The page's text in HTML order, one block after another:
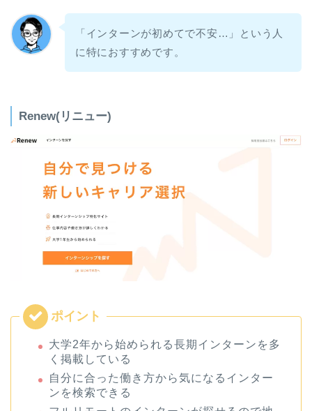
「インターンが初めてで不安…」という人
に特におすすめです。
Renew(リニュー)
大学2年から始められる長期インターンを多
く掲載している
自分に合った働き方から気になるインター
ンを検索できる